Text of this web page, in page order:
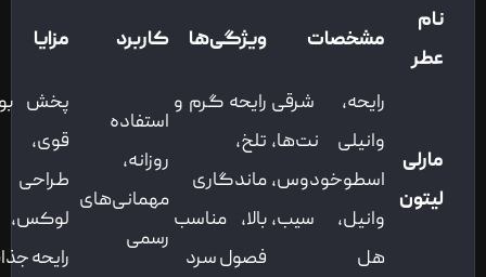
نام
عطر
مشخصات ویژگی‌ها کاربرد مزایا
مارلی
لیتون
رایحه، شرقی
وانیلی نت‌ها،
اسطوخودوس،
وانیل، سیب،
هل
رایحه گرم و
تلخ،
ماندگاری
بالا، مناسب
فصول سرد
استفاده
روزانه،
مهمانی‌های
رسمی
پخش بوی
قوی،
طراحی
لوکس،
رایحه جذاب